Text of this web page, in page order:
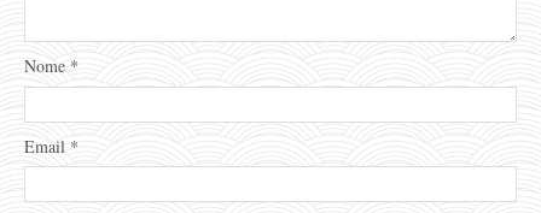
Nome *
Email *